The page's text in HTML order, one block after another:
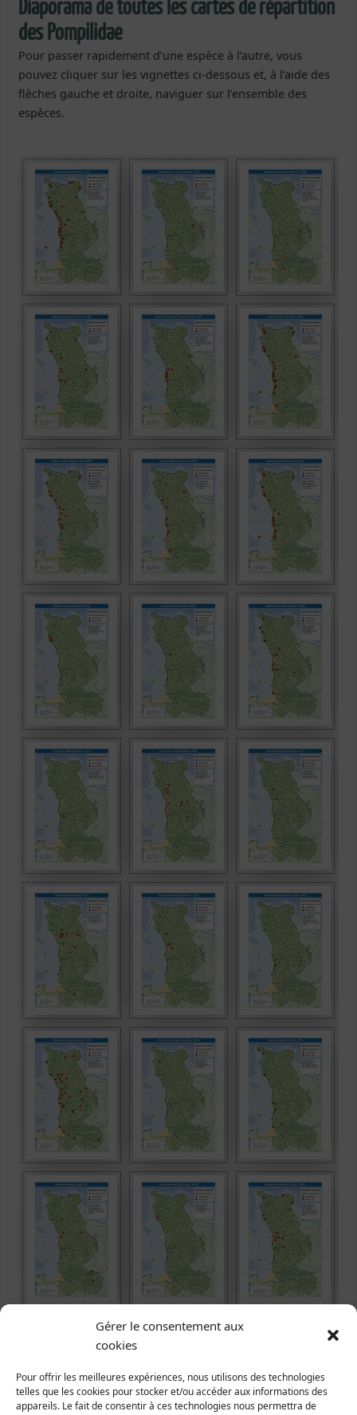
Gérer le consentement aux
cookies
Pour offrir les meilleures expériences, nous utilisons des technologies
telles que les cookies pour stocker et/ou accéder aux informations des
appareils. Le fait de consentir à ces technologies nous permettra de
Diaporama de toutes les cartes de répartition
des Pompilidae
Pour passer rapidement d’une espèce à l’autre, vous
pouvez cliquer sur les vignettes ci-dessous et, à l’aide des
flèches gauche et droite, naviguer sur l’ensemble des
espèces.